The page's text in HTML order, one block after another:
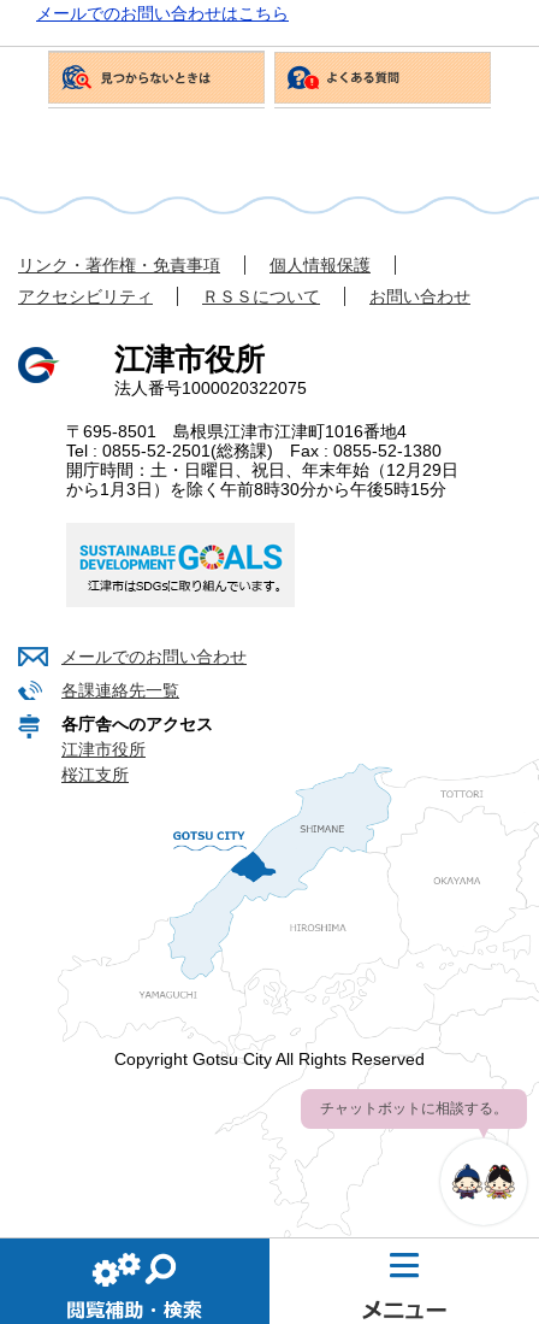
メールでのお問い合わせはこちら
リンク・著作権・免責事項
個人情報保護
アクセシビリティ
ＲＳＳについて お問い合わせ
江津市役所
法人番号1000020322075
〒695-8501 島根県江津市江津町1016番地4
Tel : 0855-52-2501(総務課) Fax : 0855-52-1380
開庁時間：土・日曜日、祝日、年末年始（12月29日
から1月3日）を除く午前8時30分から午後5時15分
メールでのお問い合わせ
各課連絡先一覧
各庁舎へのアクセス
江津市役所
桜江支所
Copyright Gotsu City All Rights Reserved
チャットボットに相談する。